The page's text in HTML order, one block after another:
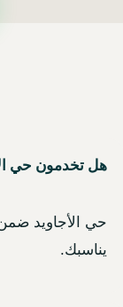
هل تخدمون حي
حي الأجاويد ضمن
يناسبك.